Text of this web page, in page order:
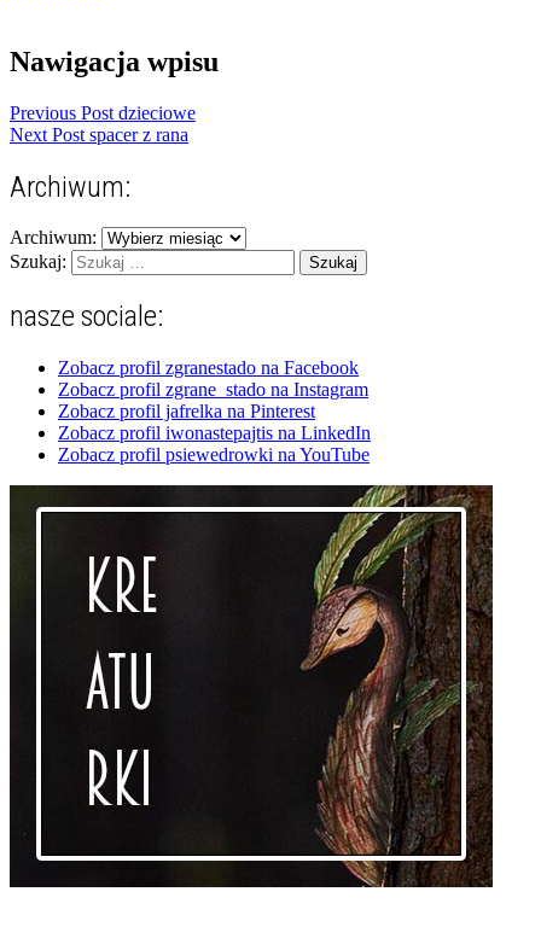
Nawigacja wpisu
Previous Post dzieciowe
Next Post spacer z rana
Archiwum:
Archiwum:
Szukaj:
nasze sociale:
Zobacz profil zgranestado na Facebook
Zobacz profil zgrane_stado na Instagram
Zobacz profil jafrelka na Pinterest
Zobacz profil iwonastepajtis na LinkedIn
Zobacz profil psiewedrowki na YouTube